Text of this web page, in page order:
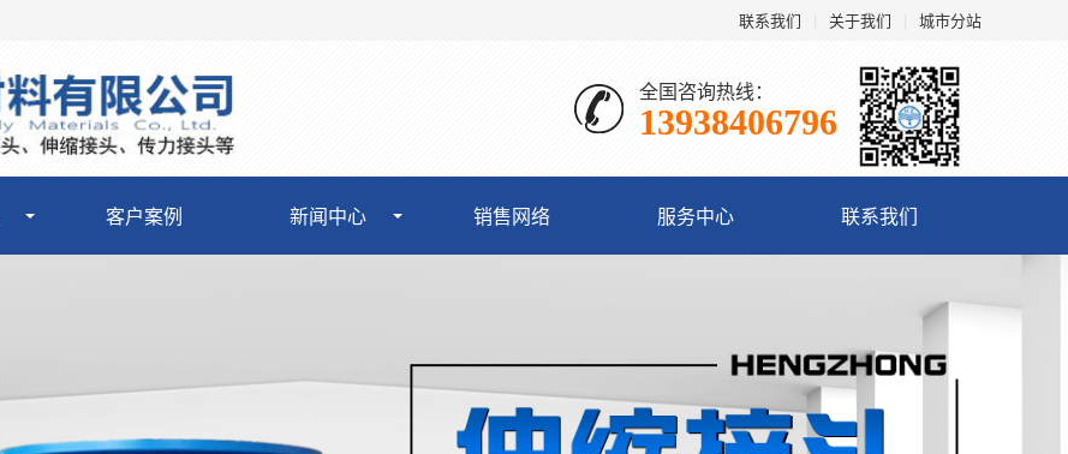
联系我们 关于我们 城市分站
全国咨询热线：
13938406796
客户案例 新闻中心 销售网络 服务中心 联系我们